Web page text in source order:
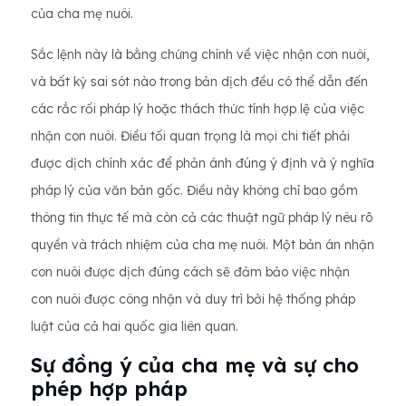
của cha mẹ nuôi.
Sắc lệnh này là bằng chứng chính về việc nhận con nuôi,
và bất kỳ sai sót nào trong bản dịch đều có thể dẫn đến
các rắc rối pháp lý hoặc thách thức tính hợp lệ của việc
nhận con nuôi. Điều tối quan trọng là mọi chi tiết phải
được dịch chính xác để phản ánh đúng ý định và ý nghĩa
pháp lý của văn bản gốc. Điều này không chỉ bao gồm
thông tin thực tế mà còn cả các thuật ngữ pháp lý nêu rõ
quyền và trách nhiệm của cha mẹ nuôi. Một bản án nhận
con nuôi được dịch đúng cách sẽ đảm bảo việc nhận
con nuôi được công nhận và duy trì bởi hệ thống pháp
luật của cả hai quốc gia liên quan.
Sự đồng ý của cha mẹ và sự cho
phép hợp pháp